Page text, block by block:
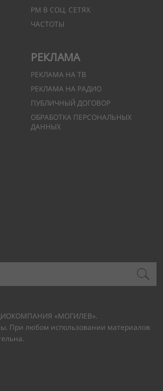
РМ В СОЦ. СЕТЯХ
ЧАСТОТЫ
РЕКЛАМА
РЕКЛАМА НА ТВ
РЕКЛАМА НА РАДИО
ПУБЛИЧНЫЙ ДОГОВОР
ОБРАБОТКА ПЕРСОНАЛЬНЫХ
ДАННЫХ
«МОГИЛЕВ».
При любом использовании материалов